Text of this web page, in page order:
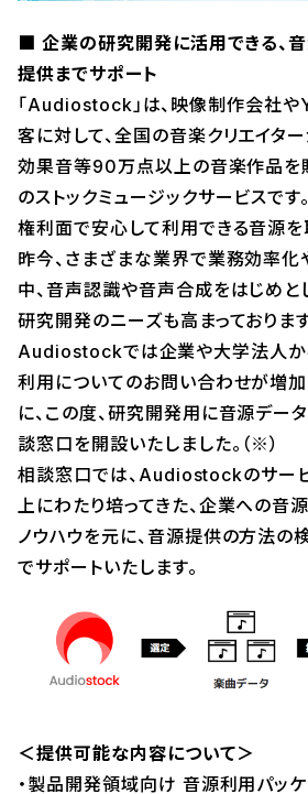
■ 企業の研究開発に活用できる、
提供までサポート
「Audiostock」は、映像制作会社
客に対して、全国の音楽クリエイタ
効果音等90万点以上の音楽作品を
のストックミュージックサービスです
権利面で安心して利用できる音源を
昨今、さまざまな業界で業務効率
中、音声認識や音声合成をはじめと
研究開発のニーズも高まっております
Audiostockでは企業や大学法人か
利用についてのお問い合わせが増加
に、この度、研究開発用に音源デー
談窓口を開設いたしました。（※）
相談窓口では、Audiostockのサー
上にわたり培ってきた、企業への音
ノウハウを元に、音源提供の方法の
でサポートいたします。
＜提供可能な内容について＞
・製品開発領域向け 音源利用パッ